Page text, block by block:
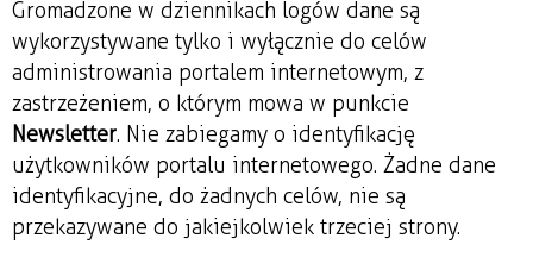
Gromadzone w dziennikach logów dane są
wykorzystywane tylko i wyłącznie do celów
administrowania portalem internetowym, z
zastrzeżeniem, o którym mowa w punkcie
Newsletter. Nie zabiegamy o identyfikację
użytkowników portalu internetowego. Żadne dane
identyfikacyjne, do żadnych celów, nie są
przekazywane do jakiejkolwiek trzeciej strony.